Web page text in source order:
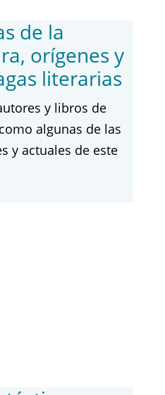
de la
orígenes y
literarias
y libros de
algunas de las
y actuales de este